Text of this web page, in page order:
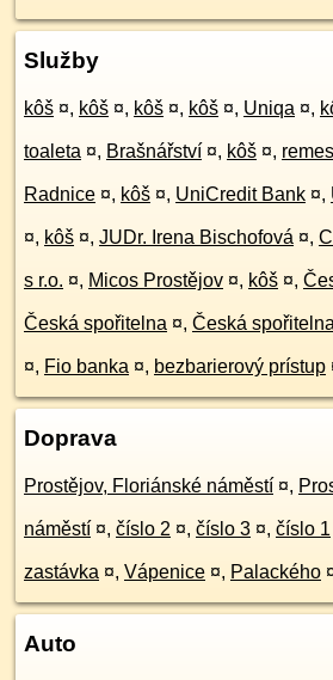
Služby
kôš ¤, kôš ¤, kôš ¤, kôš ¤, Uniqa ¤,
toaleta ¤, Brašnářství ¤, kôš ¤,
Radnice ¤, kôš ¤, UniCredit Bank ¤,
¤, kôš ¤, JUDr. Irena Bischofová ¤,
s r.o. ¤, Micos Prostějov ¤, kôš ¤,
Česká spořitelna ¤, Česká spořitelna
¤, Fio banka ¤, bezbarierový prístup
Doprava
Prostějov, Floriánské náměstí ¤,
náměstí ¤, číslo 2 ¤, číslo 3 ¤, číslo 1
zastávka ¤, Vápenice ¤, Palackého
Auto